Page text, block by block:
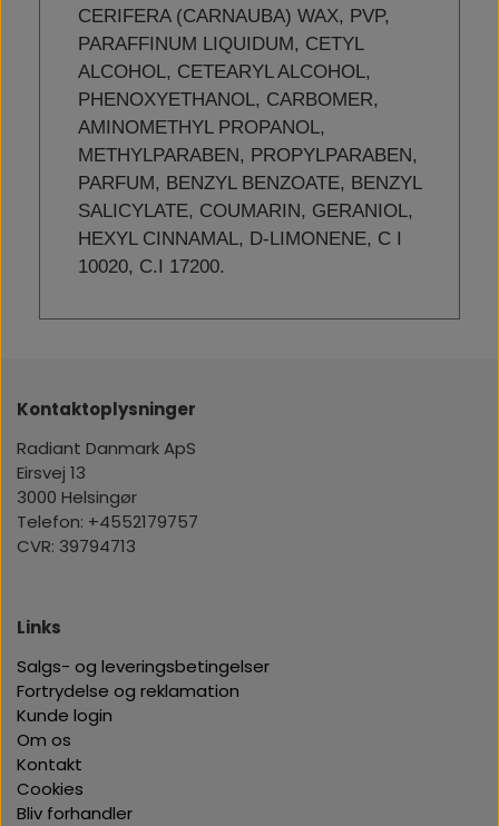
CERIFERA (CARNAUBA) WAX, PVP,
PARAFFINUM LIQUIDUM, CETYL
ALCOHOL, CETEARYL ALCOHOL,
PHENOXYETHANOL, CARBOMER,
AMINOMETHYL PROPANOL,
METHYLPARABEN, PROPYLPARABEN,
PARFUM, BENZYL BENZOATE, BENZYL
SALICYLATE, COUMARIN, GERANIOL,
HEXYL CINNAMAL, D-LIMONENE, C I
10020, C.I 17200.
Kontaktoplysninger
Radiant Danmark ApS
Eirsvej 13
3000 Helsingør
Telefon: +4552179757
CVR: 39794713
Links
Salgs- og leveringsbetingelser
Fortrydelse og reklamation
Kunde login
Om os
Kontakt
Cookies
Bliv forhandler